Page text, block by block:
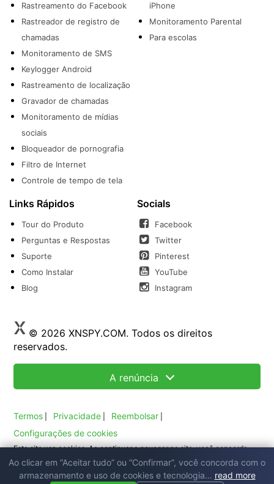
Rastreamento do Facebook
Rastreador de registro de
chamadas
Monitoramento de SMS
Keylogger Android
Rastreamento de localização
Gravador de chamadas
Monitoramento de mídias
sociais
Bloqueador de pornografia
Filtro de Internet
Controle de tempo de tela
iPhone
Monitoramento Parental
Para escolas
Links Rápidos
Tour do Produto
Perguntas e Respostas
Suporte
Como Instalar
Blog
Socials
Facebook
Twitter
Pinterest
YouTube
Instagram
© 2026 XNSPY.COM. Todos os direitos
reservados.
A renúncia
Termos Privacidade Reembolsar
Configurações de cookies
Este site usa cookies. Ao continuar a navegar no site, você concorda
com o uso de cookies. Leia nossa política decookies.
Ao clicar em “Aceitar tudo” ou “Confirmar”, você concorda com o
armazenamento e uso de cookies e tecnologia… read more